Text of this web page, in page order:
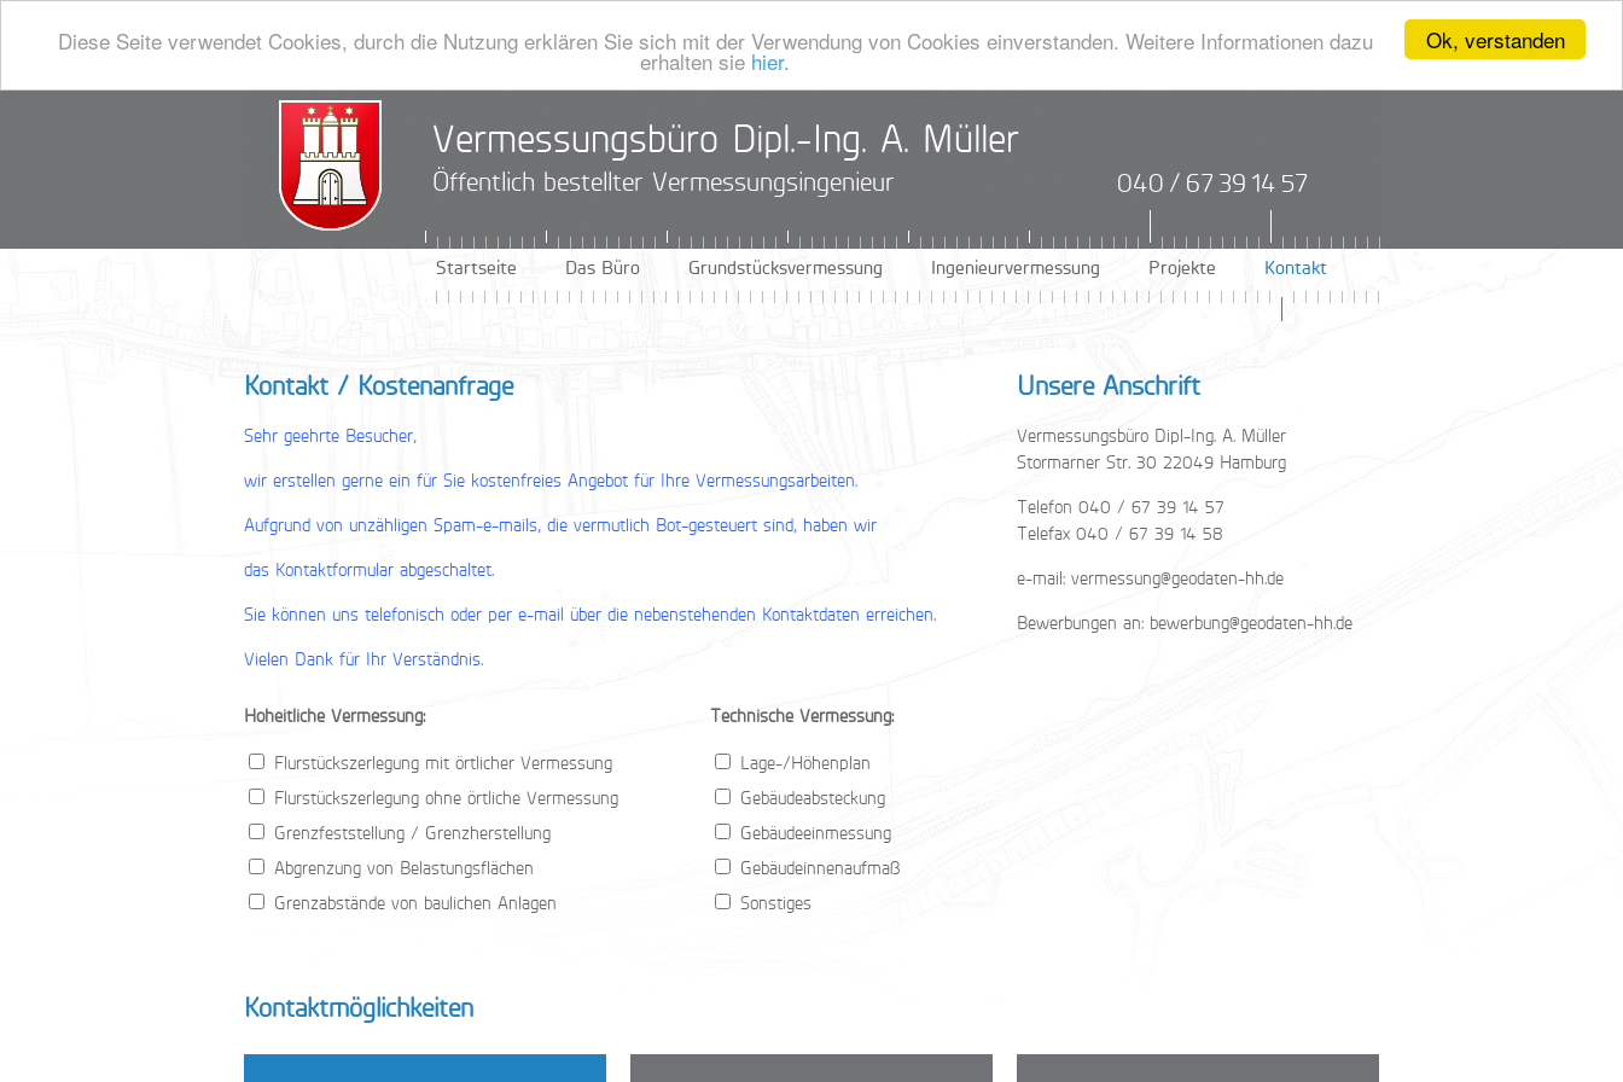
Ok, verstanden
Diese Seite verwendet Cookies, durch die Nutzung erklären Sie sich mit der Verwendung von Cookies einverstanden. Weitere Informationen dazu
erhalten sie hier.
Vermessungsbüro Dipl.-Ing. A. Müller
Öffentlich bestellter Vermessungsingenieur 040 / 67 39 14 57
Startseite Das Büro Grundstücksvermessung Ingenieurvermessung Projekte Kontakt
Kontakt / Kostenanfrage
Sehr geehrte Besucher,
wir erstellen gerne ein für Sie kostenfreies Angebot für Ihre Vermessungsarbeiten.
Aufgrund von unzähligen Spam-e-mails, die vermutlich Bot-gesteuert sind, haben wir
das Kontaktformular abgeschaltet.
Sie können uns telefonisch oder per e-mail über die nebenstehenden Kontaktdaten erreichen.
Vielen Dank für Ihr Verständnis.
Hoheitliche Vermessung:
Flurstückszerlegung mit örtlicher Vermessung
Flurstückszerlegung ohne örtliche Vermessung
Grenzfeststellung / Grenzherstellung
Abgrenzung von Belastungsflächen
Grenzabstände von baulichen Anlagen
Technische Vermessung:
Lage-/Höhenplan
Gebäudeabsteckung
Gebäudeeinmessung
Gebäudeinnenaufmaß
Sonstiges
Unsere Anschrift
Vermessungsbüro Dipl-Ing. A. Müller
Stormarner Str. 30 22049 Hamburg
Telefon 040 / 67 39 14 57
Telefax 040 / 67 39 14 58
e-mail: vermessung@geodaten-hh.de
Bewerbungen an: bewerbung@geodaten-hh.de
Kontaktmöglichkeiten